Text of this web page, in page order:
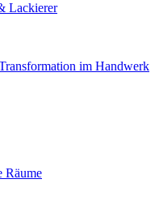
Lackierer
im Handwerk